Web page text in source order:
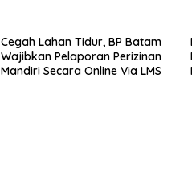
Cegah Lahan Tidur, BP Batam
Wajibkan Pelaporan Perizinan
Mandiri Secara Online Via LMS